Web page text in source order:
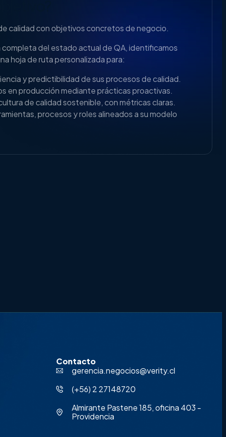
calidad con objetivos concretos de negocio.
completa del estado actual de QA, identificamos
hoja de ruta personalizada para:
y predictibilidad de sus procesos de calidad.
en producción mediante prácticas proactivas.
de calidad sostenible, con métricas claras.
procesos y roles alineados a su modelo
Contacto
gerencia.negocios@verity.cl
‪(+56) 2 27148720‬
Almirante Pastene 185, oficina 403 -
Providencia